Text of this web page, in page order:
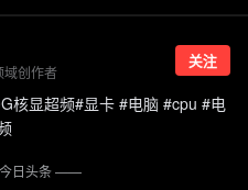
域创作者
关注
核显超频#显卡 #电脑 #cpu #电
今日头条——